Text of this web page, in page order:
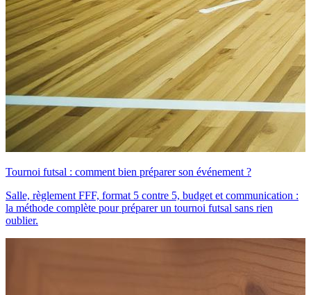
Tournoi futsal : comment bien préparer son événement ?
Salle, règlement FFF, format 5 contre 5, budget et communication :
la méthode complète pour préparer un tournoi futsal sans rien
oublier.